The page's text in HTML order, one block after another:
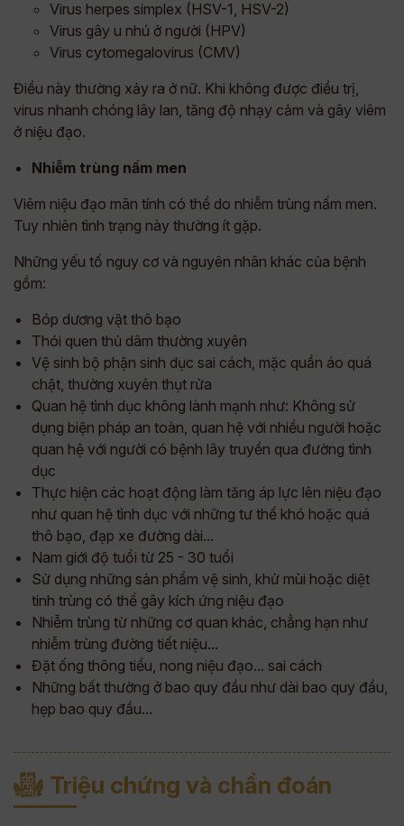
Virus herpes simplex (HSV-1, HSV-2)
Virus gây u nhú ở người (HPV)
Virus cytomegalovirus (CMV)
Điều này thường xảy ra ở nữ. Khi không được điều trị,
virus nhanh chóng lây lan, tăng độ nhạy cảm và gây viêm
ở niệu đạo.
Nhiễm trùng nấm men
Viêm niệu đạo mãn tính có thể do nhiễm trùng nấm men.
Tuy nhiên tình trạng này thường ít gặp.
Những yếu tố nguy cơ và nguyên nhân khác của bệnh
gồm:
Bóp dương vật thô bạo
Thói quen thủ dâm thường xuyên
Vệ sinh bộ phận sinh dục sai cách, mặc quần áo quá
chật, thường xuyên thụt rửa
Quan hệ tình dục không lành mạnh như: Không sử
dụng biện pháp an toàn, quan hệ với nhiều người hoặc
quan hệ với người có bệnh lây truyền qua đường tình
dục
Thực hiện các hoạt động làm tăng áp lực lên niệu đạo
như quan hệ tình dục với những tư thế khó hoặc quá
thô bạo, đạp xe đường dài...
Nam giới độ tuổi từ 25 - 30 tuổi
Sử dụng những sản phẩm vệ sinh, khử mùi hoặc diệt
tinh trùng có thể gây kích ứng niệu đạo
Nhiễm trùng từ những cơ quan khác, chẳng hạn như
nhiễm trùng đường tiết niệu...
Đặt ống thông tiểu, nong niệu đạo... sai cách
Những bất thường ở bao quy đầu như dài bao quy đầu,
hẹp bao quy đầu...
Triệu chứng và chẩn đoán